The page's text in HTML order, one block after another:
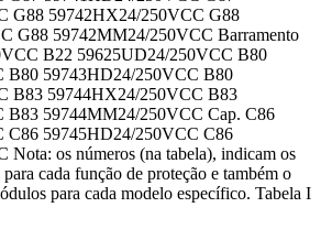
G88 59742HX24/250VCC G88
G88 59742MM24/250VCC Barramento
B22 59625UD24/250VCC B80
B80 59743HD24/250VCC B80
B83 59744HX24/250VCC B83
B83 59744MM24/250VCC Cap. C86
C86 59745HD24/250VCC C86
os números (na tabela), indicam os
cada função de proteção e também o
para cada modelo específico. Tabela I